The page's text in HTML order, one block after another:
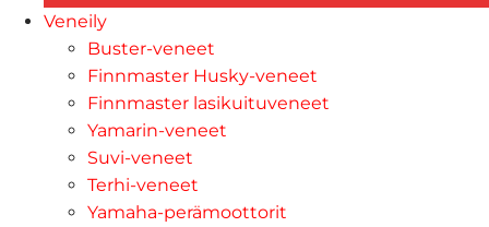
Veneily
Buster-veneet
Finnmaster Husky-veneet
Finnmaster lasikuituveneet
Yamarin-veneet
Suvi-veneet
Terhi-veneet
Yamaha-perämoottorit